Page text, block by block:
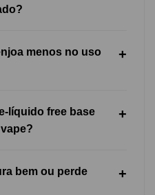
menos no uso
líquido free base
bem ou perde